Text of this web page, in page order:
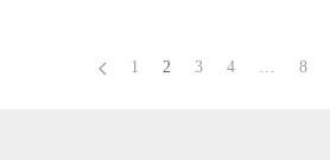
1 2 3 4 … 8